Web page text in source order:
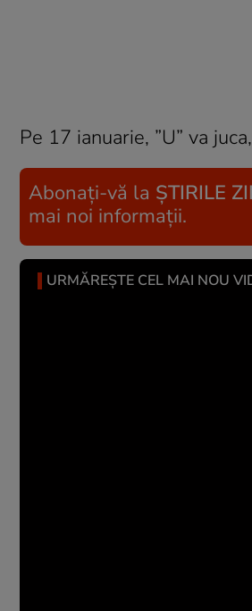
Pe 17 ianuarie, ”U” va
Abonați-vă la ȘTIRILE
mai noi informații.
URMĂREȘTE CEL MAI NOU